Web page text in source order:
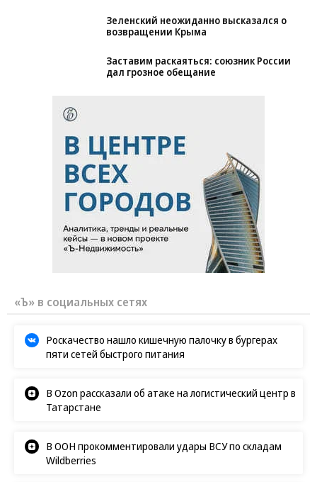
возвращении Крыма
Роскачество нашло кишечную палочку в бургерах
В Ozon рассказали об атаке на логистический центр в